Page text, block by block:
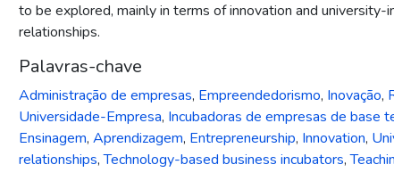
to be explored, mainly in terms of innovation and university-
relationships.
Palavras-chave
Administração de empresas, Empreendedorismo, Inovação,
Universidade-Empresa, Incubadoras de empresas de base
Ensinagem, Aprendizagem, Entrepreneurship, Innovation,
relationships,Technology-based business incubators,